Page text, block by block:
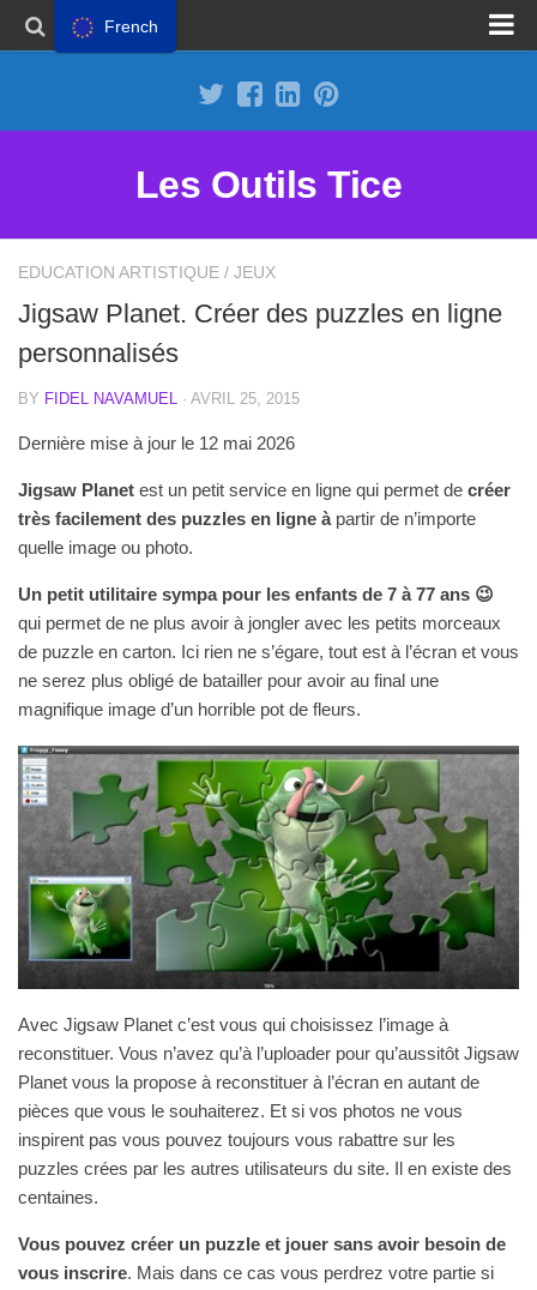
Les Outils Tice
EDUCATION ARTISTIQUE / JEUX
Jigsaw Planet. Créer des puzzles en ligne
personnalisés
BY FIDEL NAVAMUEL · AVRIL 25, 2015
Dernière mise à jour le 12 mai 2026
Jigsaw Planet est un petit service en ligne qui permet de créer
très facilement des puzzles en ligne àpartir de n’importe
quelle image ou photo.
Un petit utilitaire sympa pour les enfants de 7 à 77 ans 😉
qui permet de ne plus avoir à jongler avec les petits morceaux
de puzzle en carton. Ici rien ne s’égare, tout est à l’écran et vous
ne serez plus obligé de batailler pour avoir au final une
magnifique image d’un horrible pot de fleurs.
Avec Jigsaw Planet c’est vous qui choisissez l’image à
reconstituer. Vous n’avez qu’à l’uploader pour qu’aussitôt Jigsaw
Planet vous la propose à reconstituer à l’écran en autant de
pièces que vous le souhaiterez. Et si vos photos ne vous
inspirent pas vous pouvez toujours vous rabattre sur les
puzzles crées par les autres utilisateurs du site. Il en existe des
centaines.
Vous pouvez créer un puzzle et jouer sans avoir besoin de
vous inscrire. Mais dans ce cas vous perdrez votre partie si
French